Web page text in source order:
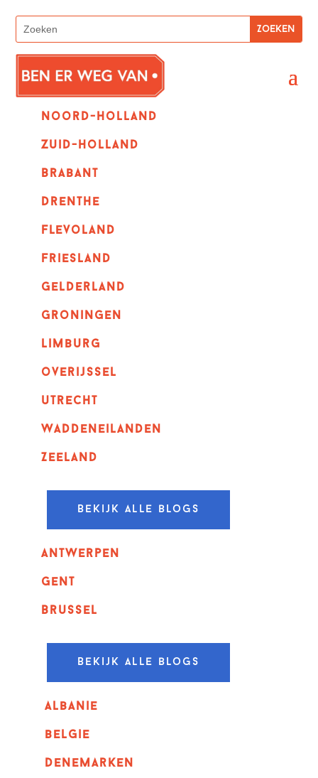
Noord-holland
zuid-holland
Brabant
Drenthe
Flevoland
Friesland
Gelderland
Groningen
Limburg
overijssel
utrecht
Waddeneilanden
Zeeland
Bekijk alle blogs
Antwerpen
GENT
Brussel
Bekijk alle blogs
albanie
belgie
denemarken